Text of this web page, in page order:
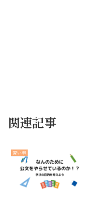
関連記事
習い事